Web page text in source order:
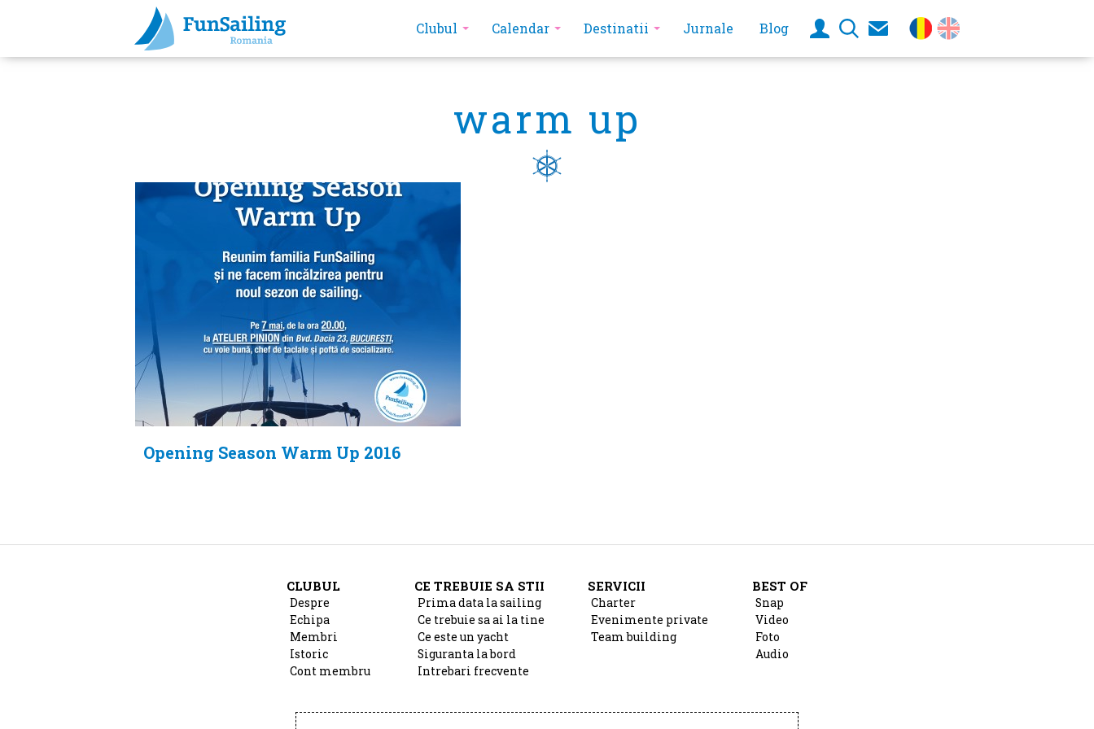
Clubul Calendar Destinatii Jurnale Blog
warm up
Opening Season Warm Up 2016
CLUBUL
Despre
Echipa
Membri
Istoric
Cont membru
CE TREBUIE SA STII
Prima data la sailing
Ce trebuie sa ai la tine
Ce este un yacht
Siguranta la bord
Intrebari frecvente
SERVICII
Charter
Evenimente private
Team building
BEST OF
Snap
Video
Foto
Audio